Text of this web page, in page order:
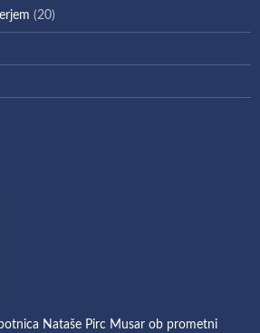
(20)
Nataše Pirc Musar ob prometni